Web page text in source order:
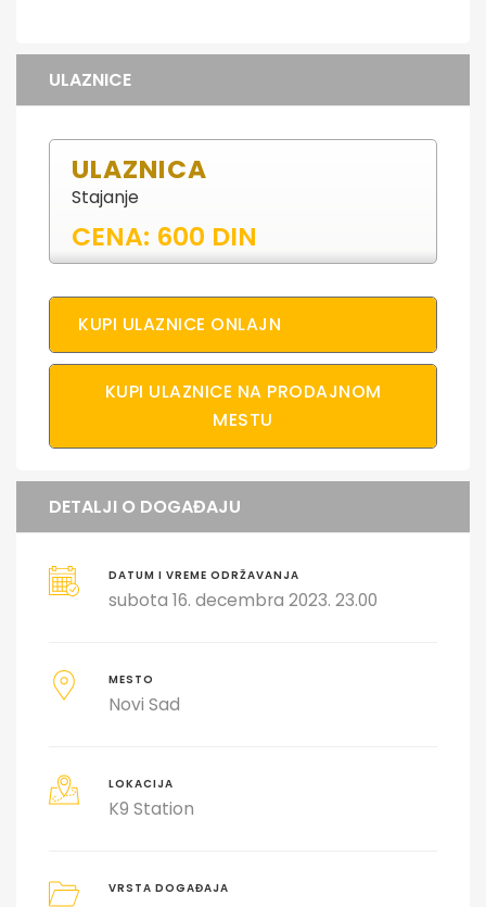
ULAZNICE
ULAZNICA
Stajanje
CENA: 600 DIN
KUPI ULAZNICE ONLAJN
KUPI ULAZNICE NA PRODAJNOM
MESTU
DETALJI O DOGAĐAJU
DATUM I VREME ODRŽAVANJA
subota 16. decembra 2023. 23.00
MESTO
Novi Sad
LOKACIJA
K9 Station
VRSTA DOGAĐAJA